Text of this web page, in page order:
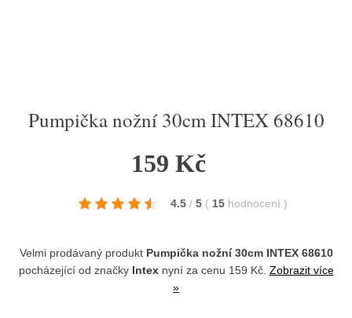
Pumpička nožní 30cm INTEX 68610
159 Kč
4.5 / 5 ( 15 hodnocení )
Velmi prodávaný produkt Pumpička nožní 30cm INTEX 68610
pocházející od značky Intexnyní za cenu 159 Kč. Zobrazit více
»